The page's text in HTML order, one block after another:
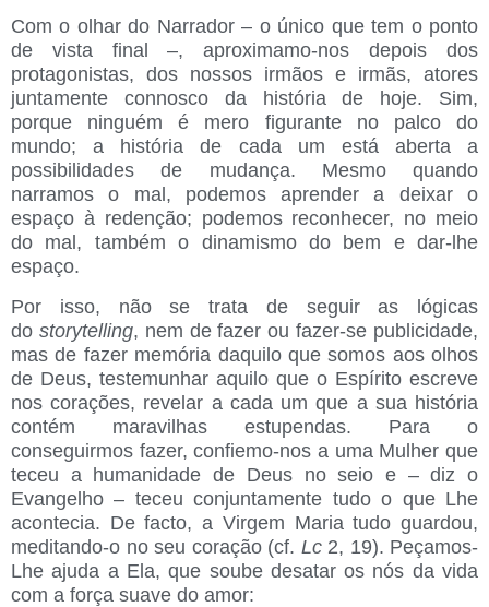
Com o olhar do Narrador – o único que tem o ponto
de vista final –, aproximamo-nos depois dos
protagonistas, dos nossos irmãos e irmãs, atores
juntamente connosco da história de hoje. Sim,
porque ninguém é mero figurante no palco do
mundo; a história de cada um está aberta a
possibilidades de mudança. Mesmo quando
narramos o mal, podemos aprender a deixar o
espaço à redenção; podemos reconhecer, no meio
do mal, também o dinamismo do bem e dar-lhe
espaço.
Por isso, não se trata de seguir as lógicas
do storytelling, nem de fazer ou fazer-se publicidade,
mas de fazer memória daquilo que somos aos olhos
de Deus, testemunhar aquilo que o Espírito escreve
nos corações, revelar a cada um que a sua história
contém maravilhas estupendas. Para o
conseguirmos fazer, confiemo-nos a uma Mulher que
teceu a humanidade de Deus no seio e – diz o
Evangelho – teceu conjuntamente tudo o que Lhe
acontecia. De facto, a Virgem Maria tudo guardou,
meditando-o no seu coração (cf. Lc2, 19). Peçamos-
Lhe ajuda a Ela, que soube desatar os nós da vida
com a força suave do amor: